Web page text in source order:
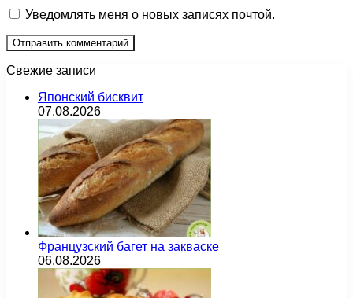
Уведомлять меня о новых записях почтой.
Свежие записи
Японский бисквит
07.08.2026
Французский багет на закваске
06.08.2026